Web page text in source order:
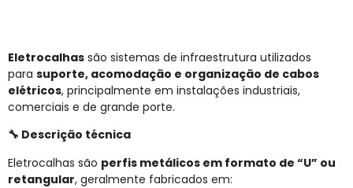
Eletrocalhas são sistemas de infraestrutura utilizados
para suporte, acomodação e organização de cabos
elétricos, principalmente em instalações industriais,
comerciais e de grande porte.
🔧 Descrição técnica
Eletrocalhas são perfis metálicos em formato de “U” ou
retangular, geralmente fabricados em: